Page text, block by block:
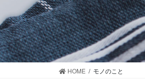
HOME モノのこと